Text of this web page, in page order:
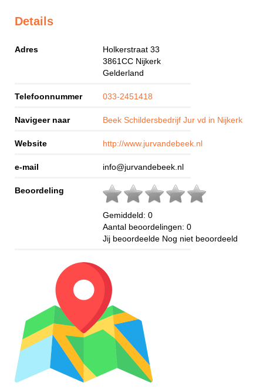
Details
Adres
Holkerstraat 33
3861CC Nijkerk
Gelderland
Telefoonnummer 033-2451418
Navigeer naar Beek Schildersbedrijf Jur vd in Nijkerk
Website http://www.jurvandebeek.nl
e-mail info@jurvandebeek.nl
Beoordeling
Gemiddeld: 0
Aantal beoordelingen: 0
Jij beoordeelde Nog niet beoordeeld